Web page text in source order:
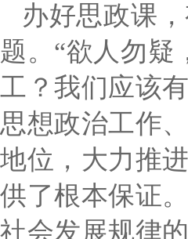
办好思政课
题。 “欲人勿疑
工？我们应该
思想政治工作
地位，大力推
供了根本保证
社会发展规律